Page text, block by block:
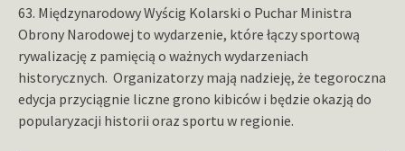
63. Międzynarodowy Wyścig Kolarski o Puchar Ministra
Obrony Narodowej to wydarzenie, które łączy sportową
rywalizację z pamięcią o ważnych wydarzeniach
historycznych. Organizatorzy mają nadzieję, że tegoroczna
edycja przyciągnie liczne grono kibiców i będzie okazją do
popularyzacji historii oraz sportu w regionie.